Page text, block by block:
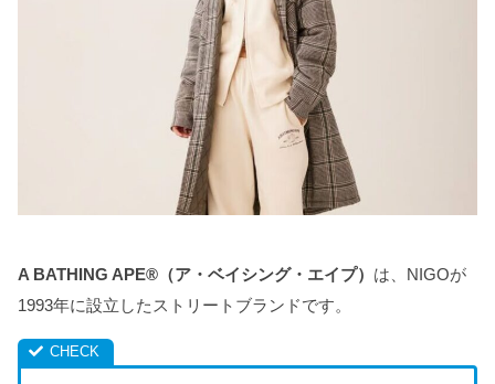
A BATHING APE®（ア・ベイシング・エイプ） は、NIGOが
1993年に設立したストリートブランドです。